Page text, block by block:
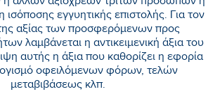
ισόποσης εγγυητικής επιστολής. Για τον
αξίας των προσφερόμενων προς
λαμβάνεται η αντικειμενική άξια του
αυτής η άξια που καθορίζει η εφορία
οφειλόμενων φόρων, τελών
μεταβιβάσεως κλπ.